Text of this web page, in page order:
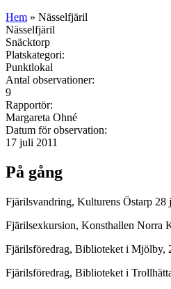
Hem » Nässelfjäril
Nässelfjäril
Snäcktorp
Platskategori:
Punktlokal
Antal observationer:
9
Rapportör:
Margareta Ohné
Datum för observation:
17 juli 2011
På gång
Fjärilsvandring, Kulturens Östarp 28
Fjärilsexkursion, Konsthallen Norra
Fjärilsföredrag, Biblioteket i Mjölby,
Fjärilsföredrag, Biblioteket i